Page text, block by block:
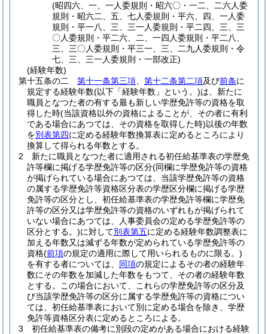
(昭四六、一、一人委規則・昭六〇・一二、二六人委
規則・昭六二、五、七人委規則・平六、四、一人委
規則・平一八、三、三一人委規則・平二四、三、三
〇人委規則・平二六、二、一四人委規則・平二八、
三、三〇人委規則・平三一、三、二九人委規則・令
七、三、三一人委規則・一部改正)
(経験年数)
第十五条の二
第十一条第三項 第十二条第二項及び前条に
規定する経験年数(以下「経験年数」という。)は、新たに
職員となつた者の有する最も新しい学歴免許等の資格を取
得した時(当該資格以外の資格によることが、その者に有利
である場合にあつては、その資格を取得した時)以後の年数
を別表第四に定める経験年数換算表に定めるところにより
換算して得られる年数とする。
2
新たに職員となつた者に適用される初任給基準表の学歴免
許等欄に掲げる学歴免許等の区分(同欄に学歴免許等の資格
が掲げられている場合にあつては、当該学歴免許等の資格
の属する学歴免許等資格区分表の学歴区分欄に掲げる学歴
免許等の区分とし、初任給基準表の学歴免許等欄に学歴免
許等の区分又は学歴免許等の資格のいずれもが掲げられて
いない場合にあつては、人事委員会の定める学歴免許等の
区分とする。)に対して別表第五に定める経験年数調整表に
加える年数又は減ずる年数が定められている学歴免許等の
資格(前項の規定の適用に際して用いられるものに限る。)
を有する者については、 同項の規定によるその者の経験年
数にその年数を加減した年数をもつて、その者の経験年数
とする。
この場合において、これらの学歴免許等の区分及
び当該学歴免許等の区分に属する学歴免許等の資格につい
ては、初任給基準表において別に定める場合を除き、学歴
免許等資格区分表に定めるところによる。
3
初任給基準表の備考に別段の定めがある場合における経験